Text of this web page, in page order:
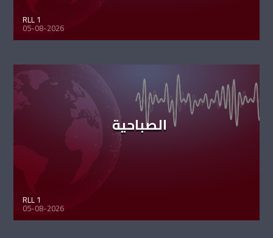
RLL 1
05-08-2026
الصباحية
RLL 1
05-08-2026